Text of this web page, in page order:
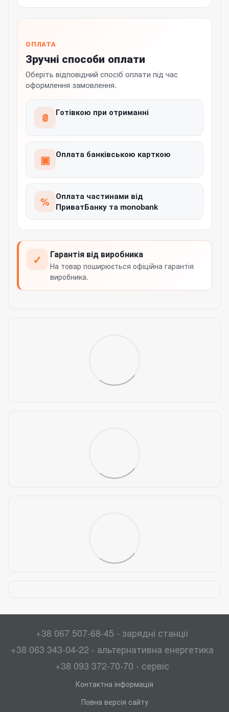
ОПЛАТА
Зручні способи оплати
Оберіть відповідний спосіб оплати під час
оформлення замовлення.
₴ Готівкою при отриманні
▣ Оплата банківською карткою
% Оплата частинами від
ПриватБанку та monobank
✓ Гарантія від виробника
На товар поширюється офіційна гарантія
виробника.
+38 067 507-68-45 - зарядні станції
+38 063 343-04-22 - альтернативна енергетика
+38 093 372-70-70 - сервіс
Контактна інформація
Повна версія сайту